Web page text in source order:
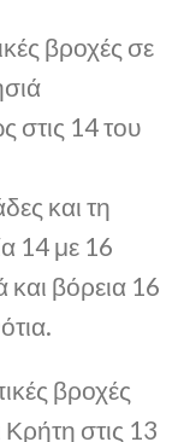
βροχές σε
στις 14 του
και τη
14 με 16
και βόρεια 16
βροχές
στις 13